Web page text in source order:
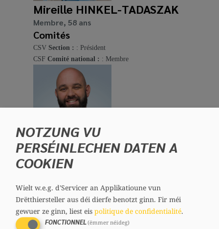
Mireille HINKEL-TADASZAK
Membre, 58 ans
Comités
CSV Section : : Président
CSF Comité national : : Membre
Sascha HIPP
Membre, 44 ans
Comités
CSVSection : : Vice-président
NOTZUNG VU
PERSÉINLECHEN DATEN A
COOKIEN
Wielt w.e.g. d'Servicer an Applikatioune vun
Drëtthiersteller aus déi dierfe benotzt ginn. Fir méi
gewuer ze ginn, liest eis politique de confidentialité.
FONCTIONNEL(ëmmer néideg)